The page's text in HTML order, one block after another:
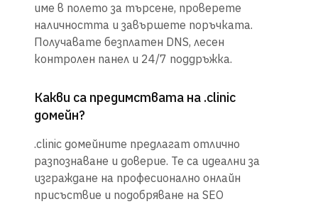
име в полето за търсене, проверете
наличността и завършете поръчката.
Получавате безплатен DNS, лесен
контролен панел и 24/7 поддръжка.
Какви са предимствата на .clinic
домейн?
.clinic домейните предлагат отлично
разпознаване и доверие. Те са идеални за
изграждане на професионално онлайн
присъствие и подобряване на SEO